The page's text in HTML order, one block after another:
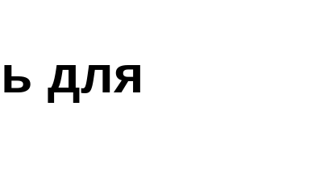
для